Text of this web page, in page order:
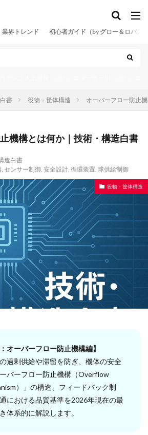
業界トレンド 初心者ガイド（by グロー＆ロバス
書 役物・筐体構造 オーバーフロー防止
機構とは何か｜技術・構造白書
造白書
, センサー制御, 安全設計, 循環装置, 球供給制御
役物・筐体構造
オーバーフロー防止機構編】
過剰供給や滞留を防ぎ、機体の安全
バーフロー防止機構（Overflow
）」の構造、フィードバック制
における品質基準を2026年現在の最
体系的に解説します。